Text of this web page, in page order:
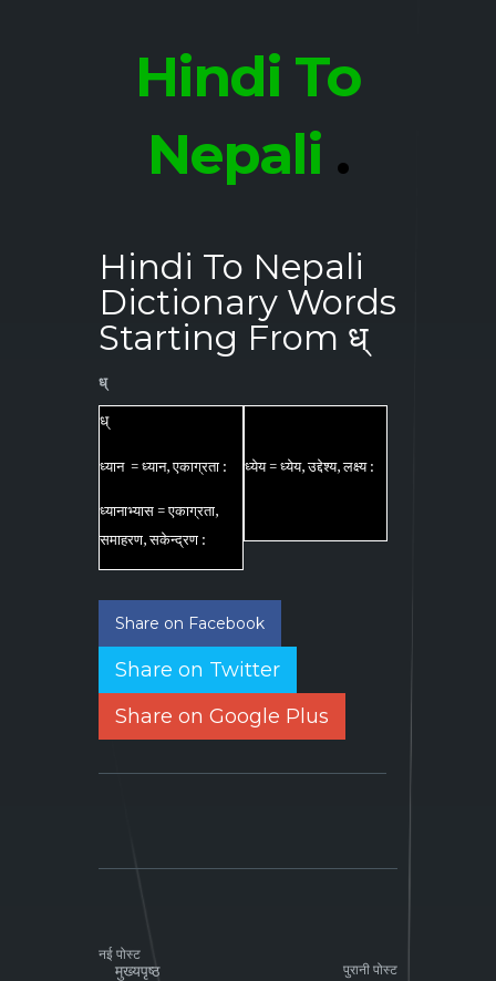
Hindi To
Nepali .
Hindi To Nepali
Dictionary Words
Starting From ध्
ध्
ध्
ध्यान= ध्यान,एकाग्रता :
ध्यानाभ्यास =एकाग्रता,
समाहरण,सकेन्द्रण :
ध्येय= ध्येय,उद्देश्य,लक्ष्य:
Share on Facebook
Share on Twitter
Share on Google Plus
नई पोस्ट
पुरानी पोस्ट
मुख्यपृष्ठ